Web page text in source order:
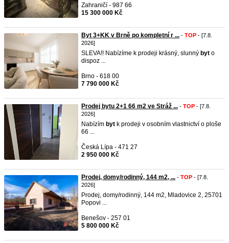
Zahraničí - 987 66
15 300 000 Kč
Byt 3+KK v Brně po kompletní r ... - TOP - [7.8.
2026]
SLEVA!! Nabízíme k prodeji krásný, slunný byt o
dispoz ...
Brno - 618 00
7 790 000 Kč
Prodej bytu 2+1 66 m2 ve Stráž ... - TOP - [7.8.
2026]
Nabízím byt k prodeji v osobním vlastnictví o ploše
66 ...
Česká Lípa - 471 27
2 950 000 Kč
Prodej, domy/rodinný, 144 m2, ... - TOP - [7.8.
2026]
Prodej, domy/rodinný, 144 m2, Mladovice 2, 25701
Popovi ...
Benešov - 257 01
5 800 000 Kč